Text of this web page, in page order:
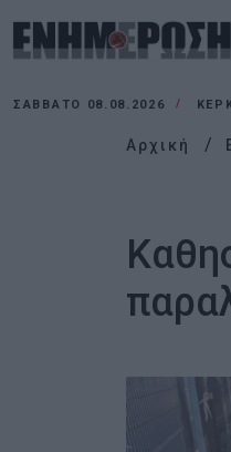
ΣΆΒΒΑΤΟ 08.08.2026
Αρχική